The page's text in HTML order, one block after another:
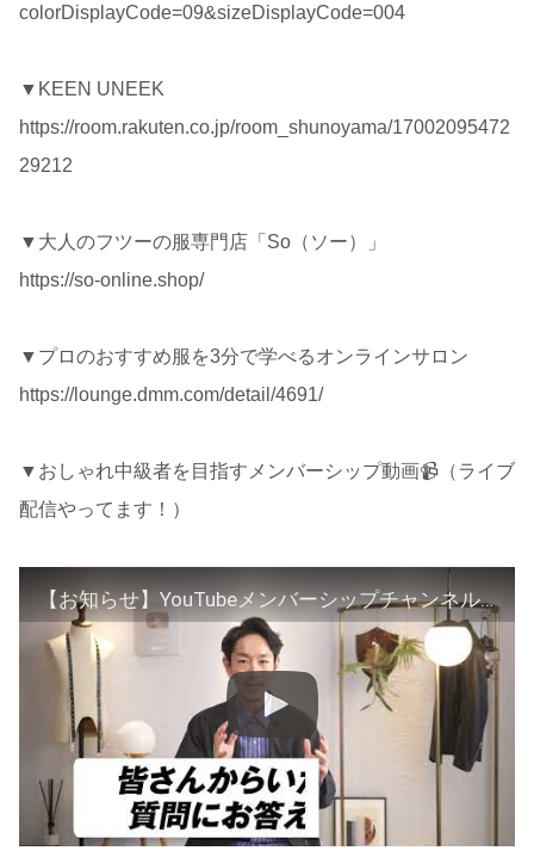
colorDisplayCode=09&sizeDisplayCode=004
▼KEEN UNEEK
https://room.rakuten.co.jp/room_shunoyama/17002095472
29212
▼大人のフツーの服専門店「So（ソー）」
https://so-online.shop/
▼プロのおすすめ服を3分で学べるオンラインサロン
https://lounge.dmm.com/detail/4691/
▼おしゃれ中級者を目指すメンバーシップ動画📹（ライブ
配信やってます！）
【お知らせ】YouTubeメンバーシップチャンネルについて解説します